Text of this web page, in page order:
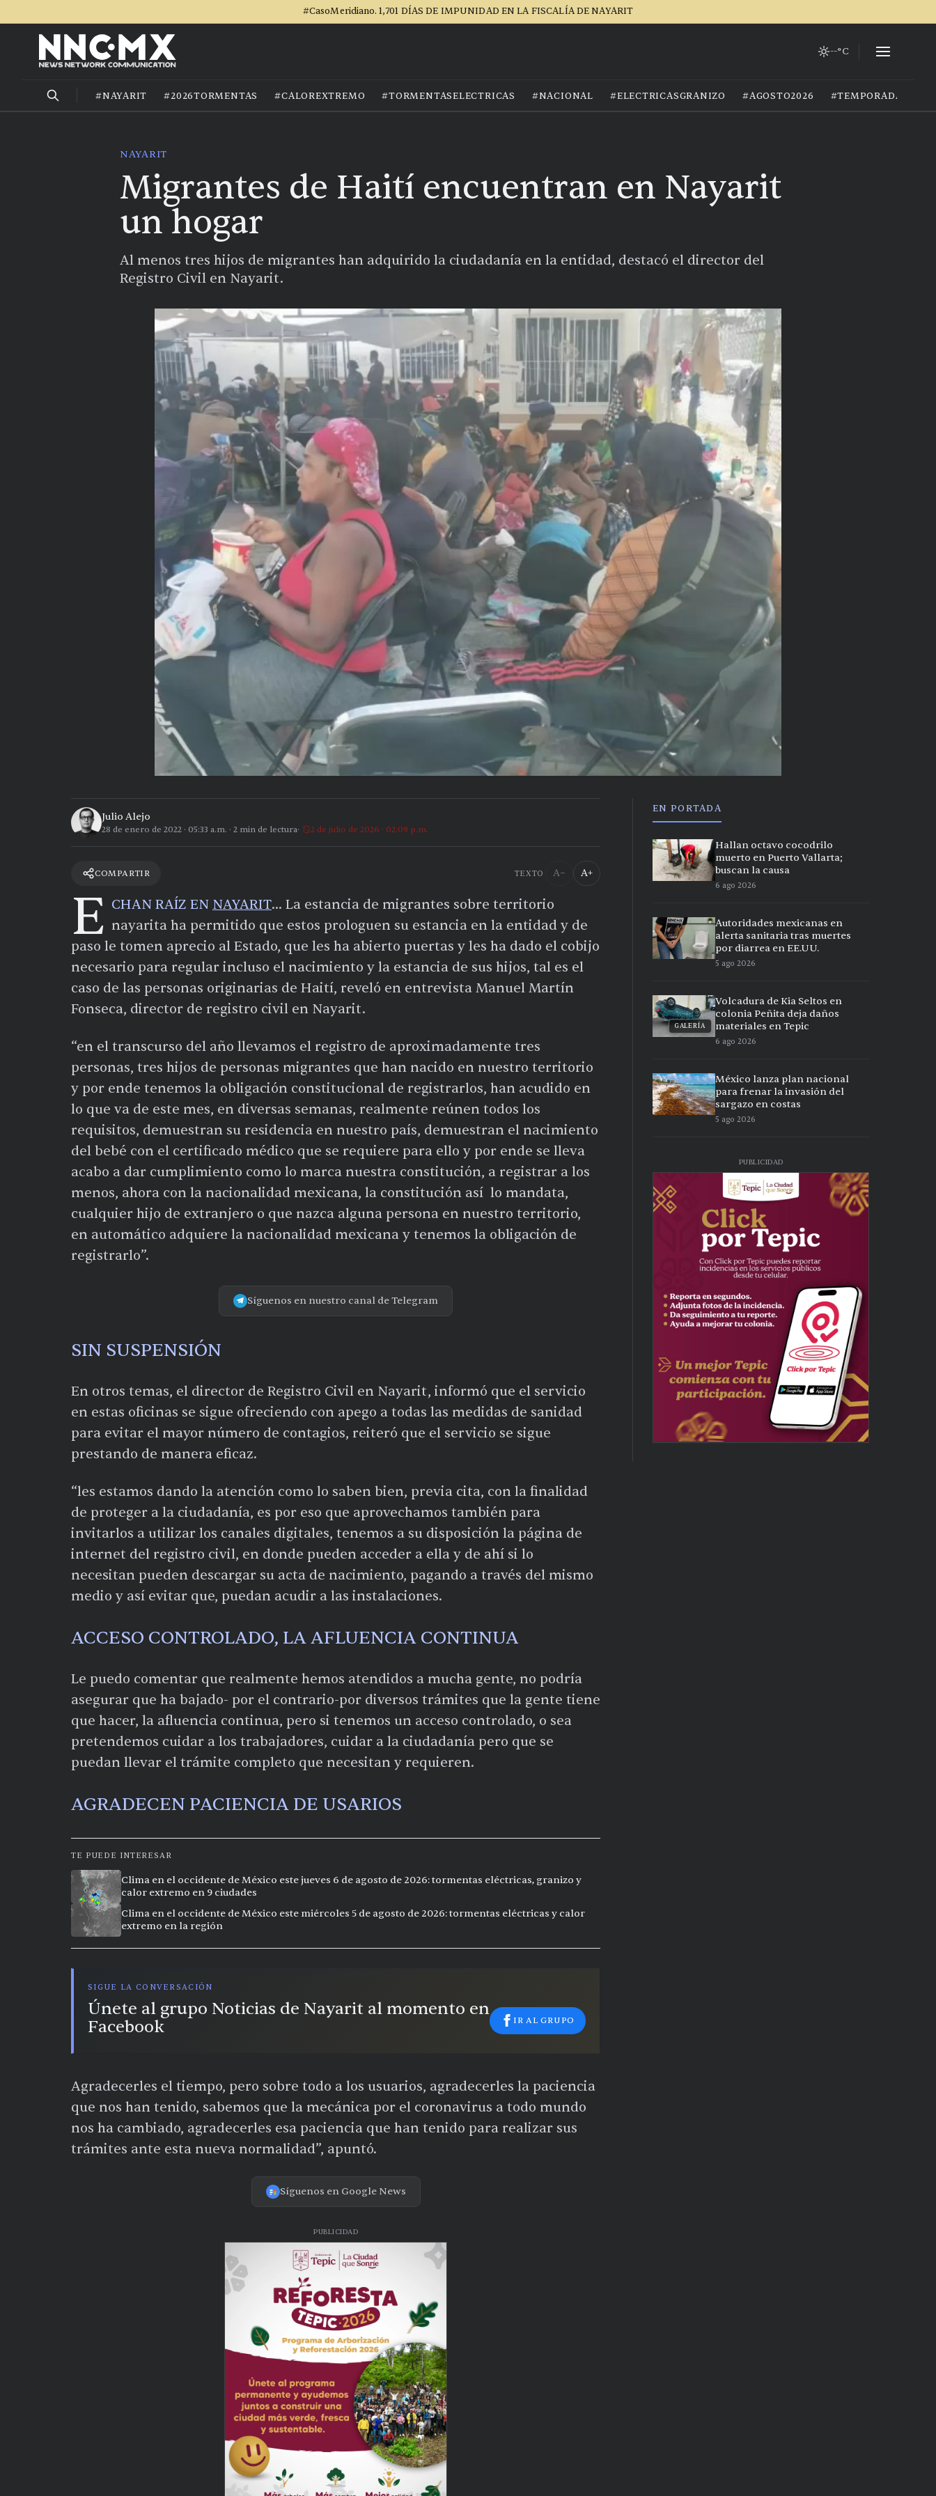
#CasoMeridiano. 1,701 DÍAS DE IMPUNIDAD EN LA FISCALÍA DE NAYARIT
--°C
#NAYARIT #2026TORMENTAS #CALOREXTREMO #TORMENTASELECTRICAS #NACIONAL #ELECTRICASGRANIZO #AGOSTO2026
NAYARIT
Migrantes de Haití encuentran en Nayarit
un hogar
Al menos tres hijos de migrantes han adquirido la ciudadanía en la entidad, destacó el director del
Registro Civil en Nayarit.
Julio Alejo
28 de enero de 2022 · 05:33 a.m. · 2 min de lectura 2 de julio de 2026 · 02:09 p.m.
COMPARTIR TEXTO A− A+
E CHAN RAÍZ EN NAYARIT… La estancia de migrantes sobre territorio
nayarita ha permitido que estos prologuen su estancia en la entidad y de
paso le tomen aprecio al Estado, que les ha abierto puertas y les ha dado el cobijo
necesario para regular incluso el nacimiento y la estancia de sus hijos, tal es el
caso de las personas originarias de Haití, reveló en entrevista Manuel Martín
Fonseca, director de registro civil en Nayarit.
“en el transcurso del año llevamos el registro de aproximadamente tres
personas, tres hijos de personas migrantes que han nacido en nuestro territorio
y por ende tenemos la obligación constitucional de registrarlos, han acudido en
lo que va de este mes, en diversas semanas, realmente reúnen todos los
requisitos, demuestran su residencia en nuestro país, demuestran el nacimiento
del bebé con el certificado médico que se requiere para ello y por ende se lleva
acabo a dar cumplimiento como lo marca nuestra constitución, a registrar a los
menos, ahora con la nacionalidad mexicana, la constitución así lo mandata,
cualquier hijo de extranjero o que nazca alguna persona en nuestro territorio,
en automático adquiere la nacionalidad mexicana y tenemos la obligación de
registrarlo”.
Síguenos en nuestro canal de Telegram
SIN SUSPENSIÓN
En otros temas, el director de Registro Civil en Nayarit, informó que el servicio
en estas oficinas se sigue ofreciendo con apego a todas las medidas de sanidad
para evitar el mayor número de contagios, reiteró que el servicio se sigue
prestando de manera eficaz.
“les estamos dando la atención como lo saben bien, previa cita, con la finalidad
de proteger a la ciudadanía, es por eso que aprovechamos también para
invitarlos a utilizar los canales digitales, tenemos a su disposición la página de
internet del registro civil, en donde pueden acceder a ella y de ahí si lo
necesitan pueden descargar su acta de nacimiento, pagando a través del mismo
medio y así evitar que, puedan acudir a las instalaciones.
ACCESO CONTROLADO, LA AFLUENCIA CONTINUA
Le puedo comentar que realmente hemos atendidos a mucha gente, no podría
asegurar que ha bajado- por el contrario-por diversos trámites que la gente tiene
que hacer, la afluencia continua, pero si tenemos un acceso controlado, o sea
pretendemos cuidar a los trabajadores, cuidar a la ciudadanía pero que se
puedan llevar el trámite completo que necesitan y requieren.
AGRADECEN PACIENCIA DE USARIOS
TE PUEDE INTERESAR
Clima en el occidente de México este jueves 6 de agosto de 2026: tormentas eléctricas, granizo y
calor extremo en 9 ciudades
Clima en el occidente de México este miércoles 5 de agosto de 2026: tormentas eléctricas y calor
extremo en la región
SIGUE LA CONVERSACIÓN
Únete al grupo Noticias de Nayarit al momento en
Facebook
IR AL GRUPO
Agradecerles el tiempo, pero sobre todo a los usuarios, agradecerles la paciencia
que nos han tenido, sabemos que la mecánica por el coronavirus a todo mundo
nos ha cambiado, agradecerles esa paciencia que han tenido para realizar sus
trámites ante esta nueva normalidad”, apuntó.
Síguenos en Google News
PUBLICIDAD
EN PORTADA
Hallan octavo cocodrilo
muerto en Puerto Vallarta;
buscan la causa
6 ago 2026
Autoridades mexicanas en
alerta sanitaria tras muertes
por diarrea en EE.UU.
5 ago 2026
GALERÍA
Volcadura de Kia Seltos en
colonia Peñita deja daños
materiales en Tepic
6 ago 2026
México lanza plan nacional
para frenar la invasión del
sargazo en costas
5 ago 2026
PUBLICIDAD